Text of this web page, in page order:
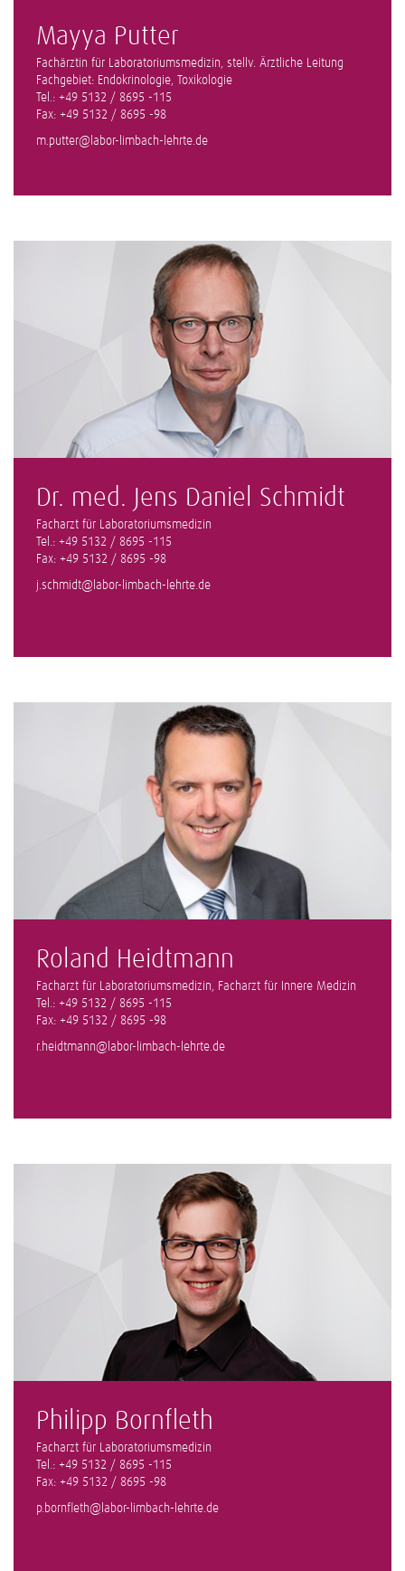
Mayya Putter
Fachärztin für Laboratoriumsmedizin, stellv. Ärztliche Leitung
Fachgebiet: Endokrinologie, Toxikologie
Tel.: +49 5132 / 8695 -115
Fax: +49 5132 / 8695 -98
m.putter@labor-limbach-lehrte.de
Dr. med. Jens Daniel Schmidt
Facharzt für Laboratoriumsmedizin
Tel.: +49 5132 / 8695 -115
Fax: +49 5132 / 8695 -98
j.schmidt@labor-limbach-lehrte.de
Roland Heidtmann
Facharzt für Laboratoriumsmedizin, Facharzt für Innere Medizin
Tel.: +49 5132 / 8695 -115
Fax: +49 5132 / 8695 -98
r.heidtmann@labor-limbach-lehrte.de
Philipp Bornfleth
Facharzt für Laboratoriumsmedizin
Tel.: +49 5132 / 8695 -115
Fax: +49 5132 / 8695 -98
p.bornfleth@labor-limbach-lehrte.de